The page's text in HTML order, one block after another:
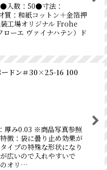
入数：50●寸法：
：和紙コットン＋金箔押
工場オリジナル Frohe
ーエ ヴァイナハテン）ド
ードン＃30×25-16 100
み0.03 ※商品写真参照
：袋に曇り止め効果が
イプの特殊な形状になり
広いので入れやすいで
のオリ…